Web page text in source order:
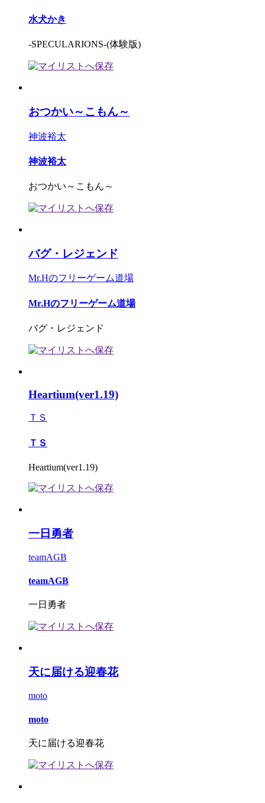
水犬かき
-SPECULARIONS-(体験版)
おつかい～こもん～
神波裕太
神波裕太
おつかい～こもん～
バグ・レジェンド
Mr.Hのフリーゲーム道場
Mr.Hのフリーゲーム道場
バグ・レジェンド
Heartium(ver1.19)
ＴＳ
ＴＳ
Heartium(ver1.19)
一日勇者
teamAGB
teamAGB
一日勇者
天に届ける迎春花
moto
moto
天に届ける迎春花